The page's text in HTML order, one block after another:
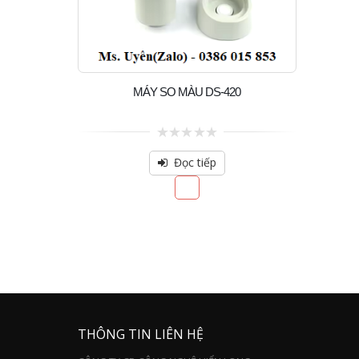
MÁY SO MÀU DS-420
0
out
of
Đọc tiếp
THÔNG TIN LIÊN HỆ